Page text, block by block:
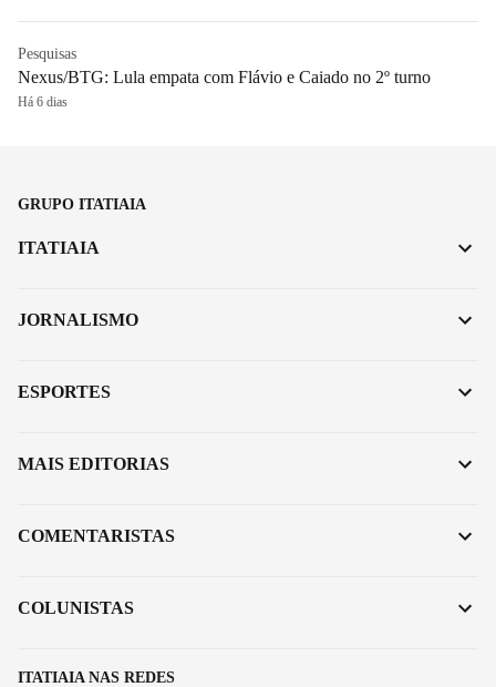
Pesquisas
Nexus/BTG: Lula empata com Flávio e Caiado no 2º turno
Há 6 dias
GRUPO ITATIAIA
ITATIAIA NAS REDES
ITATIAIA
JORNALISMO
ESPORTES
MAIS EDITORIAS
COMENTARISTAS
COLUNISTAS